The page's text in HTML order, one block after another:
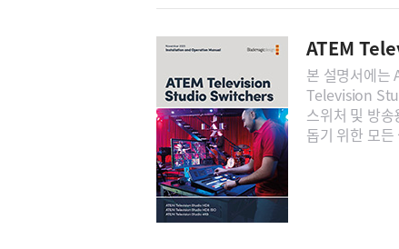
ATEM
본 설명서에
Television
스위처 및 방
돕기 위한 모